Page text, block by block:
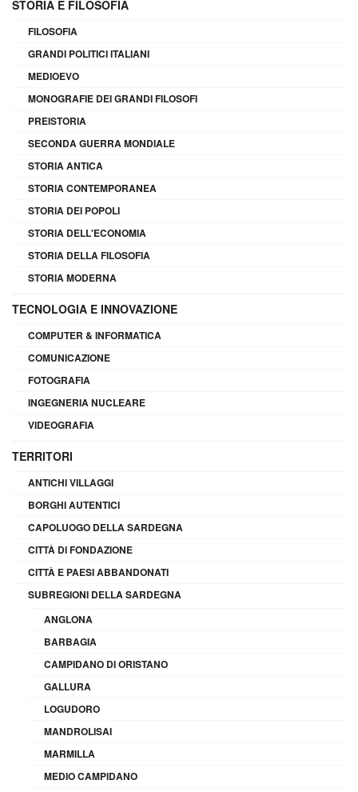
STORIA E FILOSOFIA
FILOSOFIA
GRANDI POLITICI ITALIANI
MEDIOEVO
MONOGRAFIE DEI GRANDI FILOSOFI
PREISTORIA
SECONDA GUERRA MONDIALE
STORIA ANTICA
STORIA CONTEMPORANEA
STORIA DEI POPOLI
STORIA DELL'ECONOMIA
STORIA DELLA FILOSOFIA
STORIA MODERNA
TECNOLOGIA E INNOVAZIONE
COMPUTER & INFORMATICA
COMUNICAZIONE
FOTOGRAFIA
INGEGNERIA NUCLEARE
VIDEOGRAFIA
TERRITORI
ANTICHI VILLAGGI
BORGHI AUTENTICI
CAPOLUOGO DELLA SARDEGNA
CITTÀ DI FONDAZIONE
CITTÀ E PAESI ABBANDONATI
SUBREGIONI DELLA SARDEGNA
ANGLONA
BARBAGIA
CAMPIDANO DI ORISTANO
GALLURA
LOGUDORO
MANDROLISAI
MARMILLA
MEDIO CAMPIDANO